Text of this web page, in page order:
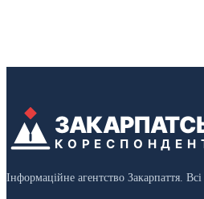
Інформаційне агентство Закарпаття.